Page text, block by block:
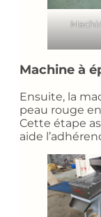
Machine à
Ensuite, la
peau rouge
Cette étape
aide